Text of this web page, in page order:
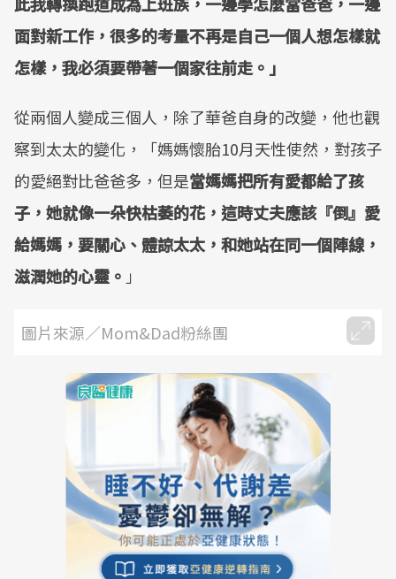
面對新工作，很多的考量不再是自己一個人想怎樣就
怎樣，我必須要帶著一個家往前走。」
從兩個人變成三個人，除了華爸自身的改變，他也觀
察到太太的變化，「媽媽懷胎10月天性使然，對孩子
的愛絕對比爸爸多，但是當媽媽把所有愛都給了孩
子，她就像一朵快枯萎的花，這時丈夫應該『倒』愛
給媽媽，要關心、體諒太太，和她站在同一個陣線，
滋潤她的心靈。 」
圖片來源／Mom&Dad粉絲團